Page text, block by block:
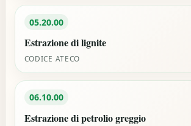
05.20.00
Estrazione di lignite
CODICE ATECO
06.10.00
Estrazione di petrolio greggio